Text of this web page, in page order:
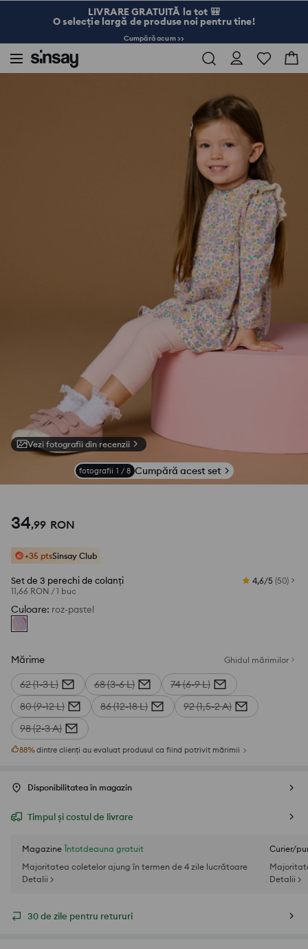
LIVRARE GRATUITĂ la tot 🎒
O selecție largă de produse noi pentru tine!
Cumpără acum >>
Vezi fotografii din recenzii
fotografii 1 / 8 Cumpără acest set
34,99 RON
+35 ptsSinsay Club
Set de 3 perechi de colanți
11,66 RON /1 buc
4,6/5 (50)
Culoare: roz-pastel
Mărime Ghidul mărimilor
62 (1-3 L) 68 (3-6 L)
74 (6-9 L)
80 (9-12 L)
86 (12-18 L)
92 (1,5-2 A)
98 (2-3 A)
88%dintre clienți au evaluat produsul ca fiind potrivit mărimii
Disponibilitatea în magazin
Timpul și costul de livrare
Magazine Întotdeauna gratuit
Majoritatea coletelor ajung în termen de 4 zile lucrătoare
Detalii >
Curier/
Detalii >
30 de zile pentru retururi